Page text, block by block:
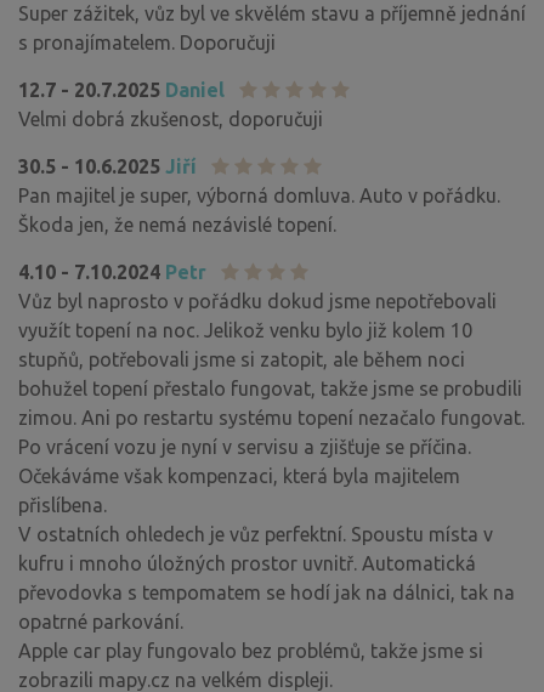
Super zážitek, vůz byl ve skvělém stavu a příjemně jednání
s pronajímatelem. Doporučuji
12.7 - 20.7.2025 Daniel
Velmi dobrá zkušenost, doporučuji
30.5 - 10.6.2025 Jiří
Pan majitel je super, výborná domluva. Auto v pořádku.
Škoda jen, že nemá nezávislé topení.
4.10 - 7.10.2024 Petr
Vůz byl naprosto v pořádku dokud jsme nepotřebovali
využít topení na noc. Jelikož venku bylo již kolem 10
stupňů, potřebovali jsme si zatopit, ale během noci
bohužel topení přestalo fungovat, takže jsme se probudili
zimou. Ani po restartu systému topení nezačalo fungovat.
Po vrácení vozu je nyní v servisu a zjišťuje se příčina.
Očekáváme však kompenzaci, která byla majitelem
přislíbena.
V ostatních ohledech je vůz perfektní. Spoustu místa v
kufru i mnoho úložných prostor uvnitř. Automatická
převodovka s tempomatem se hodí jak na dálnici, tak na
opatrné parkování.
Apple car play fungovalo bez problémů, takže jsme si
zobrazili mapy.cz na velkém displeji.